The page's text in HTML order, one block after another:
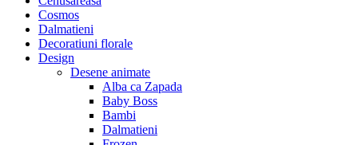
Cosmos
Dalmatieni
Decoratiuni florale
Design
Desene animate
Alba ca Zapada
Baby Boss
Bambi
Dalmatieni